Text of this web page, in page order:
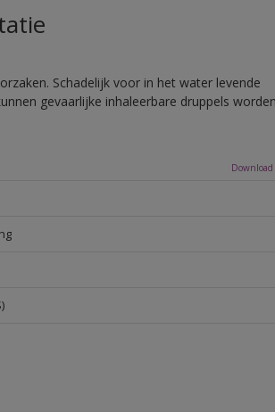
Schadelijk voor in het water levende
gevaarlijke inhaleerbare druppels worden
Download